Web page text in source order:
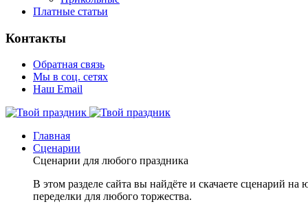
Платные статьи
Контакты
Обратная связь
Мы в соц. сетях
Наш Email
Главная
Сценарии
Сценарии для любого праздника
В этом разделе сайта вы найдёте и скачаете сценарий
переделки для любого торжества.